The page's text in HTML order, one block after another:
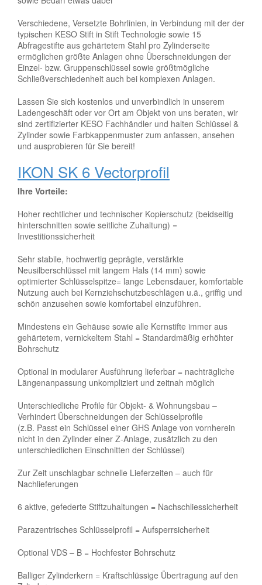
Verschiedene, Versetzte Bohrlinien, in Verbindung mit der der
typischen KESO Stift in Stift Technologie sowie 15
Abfragestifte aus gehärtetem Stahl pro Zylinderseite
ermöglichen größte Anlagen ohne Überschneidungen der
Einzel- bzw. Gruppenschlüssel sowie größtmögliche
Schließverschiedenheit auch bei komplexen Anlagen.
Lassen Sie sich kostenlos und unverbindlich in unserem
Ladengeschäft oder vor Ort am Objekt von uns beraten, wir
sind zertifizierter KESO Fachhändler und halten Schlüssel &
Zylinder sowie Farbkappenmuster zum anfassen, ansehen
und ausprobieren für Sie bereit!
IKON SK 6 Vectorprofil
Ihre Vorteile:
Hoher rechtlicher und technischer Kopierschutz (beidseitig
hinterschnitten sowie seitliche Zuhaltung) =
Investitionssicherheit
Sehr stabile, hochwertig geprägte, verstärkte
Neusilberschlüssel mit langem Hals (14 mm) sowie
optimierter Schlüsselspitze= lange Lebensdauer, komfortable
Nutzung auch bei Kernziehschutzbeschlägen u.ä., griffig und
schön anzusehen sowie komfortabel einzuführen.
Mindestens ein Gehäuse sowie alle Kernstifte immer aus
gehärtetem, vernickeltem Stahl = Standardmäßig erhöhter
Bohrschutz
Optional in modularer Ausführung lieferbar = nachträgliche
Längenanpassung unkompliziert und zeitnah möglich
Unterschiedliche Profile für Objekt- & Wohnungsbau –
Verhindert Überschneidungen der Schlüsselprofile
(z.B. Passt ein Schlüssel einer GHS Anlage von vornherein
nicht in den Zylinder einer Z-Anlage, zusätzlich zu den
unterschiedlichen Einschnitten der Schlüssel)
Zur Zeit unschlagbar schnelle Lieferzeiten – auch für
Nachlieferungen
6 aktive, gefederte Stiftzuhaltungen = Nachschliessicherheit
Parazentrisches Schlüsselprofil = Aufsperrsicherheit
Optional VDS – B = Hochfester Bohrschutz
Balliger Zylinderkern = Kraftschlüssige Übertragung auf den